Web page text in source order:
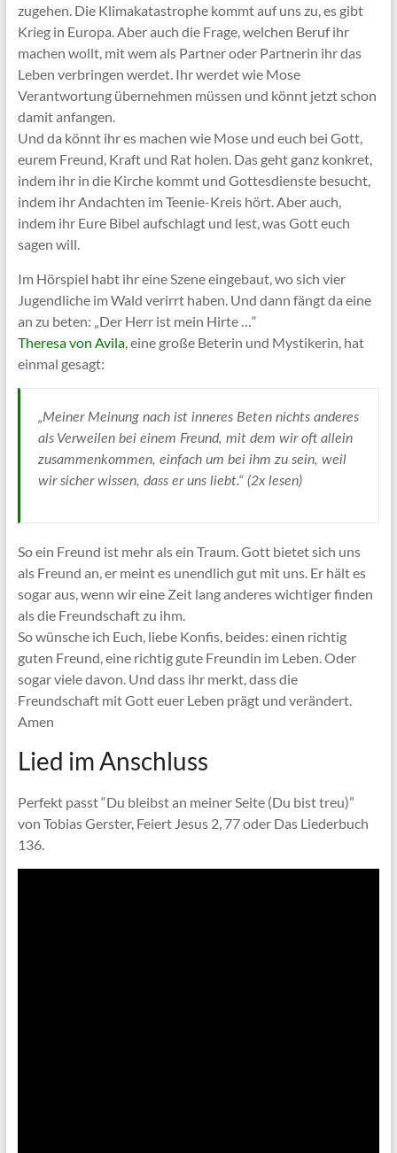
zugehen. Die Klimakatastrophe kommt auf uns zu, es gibt
Krieg in Europa. Aber auch die Frage, welchen Beruf ihr
machen wollt, mit wem als Partner oder Partnerin ihr das
Leben verbringen werdet. Ihr werdet wie Mose
Verantwortung übernehmen müssen und könnt jetzt schon
damit anfangen.
Und da könnt ihr es machen wie Mose und euch bei Gott,
eurem Freund, Kraft und Rat holen. Das geht ganz konkret,
indem ihr in die Kirche kommt und Gottesdienste besucht,
indem ihr Andachten im Teenie-Kreis hört. Aber auch,
indem ihr Eure Bibel aufschlagt und lest, was Gott euch
sagen will.
Im Hörspiel habt ihr eine Szene eingebaut, wo sich vier
Jugendliche im Wald verirrt haben. Und dann fängt da eine
an zu beten: „Der Herr ist mein Hirte …“
Theresa von Avila, eine große Beterin und Mystikerin, hat
einmal gesagt:
„Meiner Meinung nach ist inneres Beten nichts anderes
als Verweilen bei einem Freund, mit dem wir oft allein
zusammenkommen, einfach um bei ihm zu sein, weil
wir sicher wissen, dass er uns liebt.“ (2x lesen)
So ein Freund ist mehr als ein Traum. Gott bietet sich uns
als Freund an, er meint es unendlich gut mit uns. Er hält es
sogar aus, wenn wir eine Zeit lang anderes wichtiger finden
als die Freundschaft zu ihm.
So wünsche ich Euch, liebe Konfis, beides: einen richtig
guten Freund, eine richtig gute Freundin im Leben. Oder
sogar viele davon. Und dass ihr merkt, dass die
Freundschaft mit Gott euer Leben prägt und verändert.
Amen
Lied im Anschluss
Perfekt passt “Du bleibst an meiner Seite (Du bist treu)”
von Tobias Gerster, Feiert Jesus 2, 77 oder Das Liederbuch
136.